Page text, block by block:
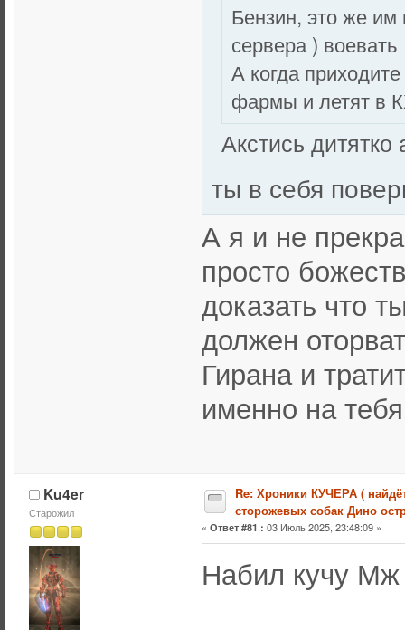
Бензин, это же им
сервера )
А когда
фармы и летят в
Акстись дитятко
ты в себя
А я и не
просто
доказать что
должен
Гирана и
именно на
Ku4er
Старожил
Re: Хроники КУЧЕРА (
сторожевых собак Дино
« Ответ #81 : 03 Июль 2025, 23:48:09 »
Набил кучу